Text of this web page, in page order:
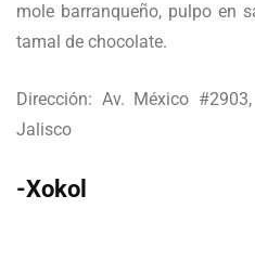
mole barranqueño, pulpo en
tamal de chocolate.
Dirección: Av. México
Jalisco
-Xokol